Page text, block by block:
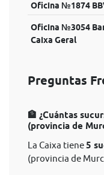
Oficina №1874
Oficina №3054
Caixa Geral
Preguntas
🏦 ¿Cuántas
(provincia de
La Caixa tiene5
(provincia de